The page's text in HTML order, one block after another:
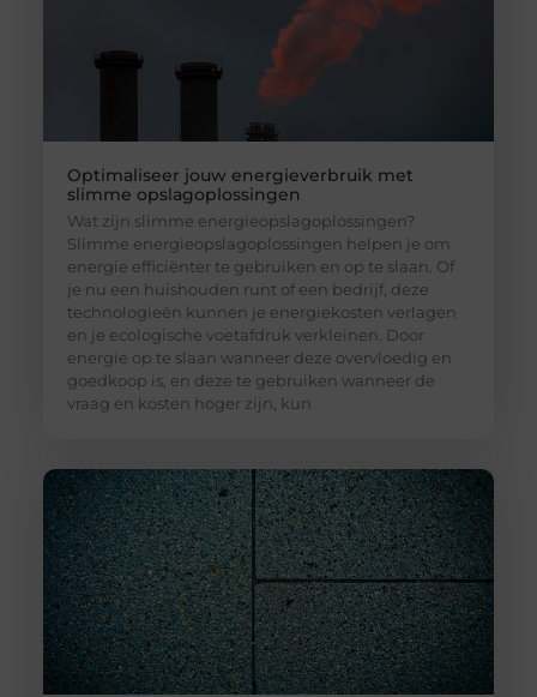
Optimaliseer jouw energieverbruik met
slimme opslagoplossingen
Wat zijn slimme energieopslagoplossingen?
Slimme energieopslagoplossingen helpen je om
energie efficiënter te gebruiken en op te slaan. Of
je nu een huishouden runt of een bedrijf, deze
technologieën kunnen je energiekosten verlagen
en je ecologische voetafdruk verkleinen. Door
energie op te slaan wanneer deze overvloedig en
goedkoop is, en deze te gebruiken wanneer de
vraag en kosten hoger zijn, kun